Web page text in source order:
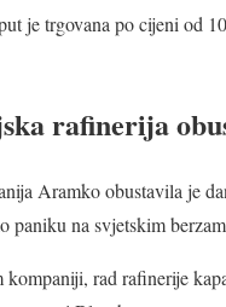
je trgovana po cijeni od
rafinerija
Aramko obustavila je
paniku na svjetskim
rad rafinerije